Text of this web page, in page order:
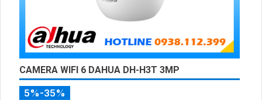
CAMERA WIFI 6 DAHUA DH-H3T 3MP
5%-35%